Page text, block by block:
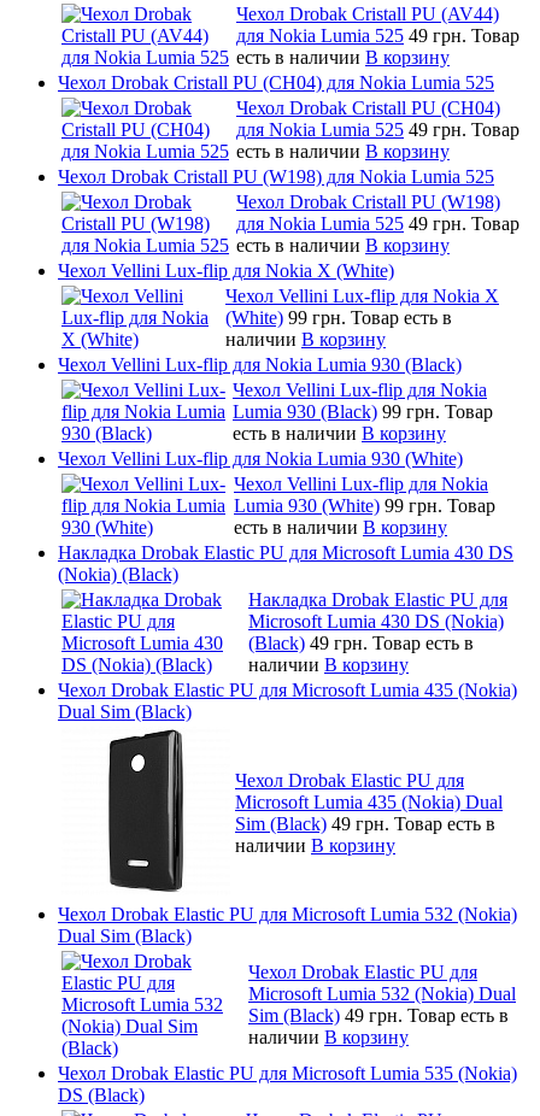
Чехол Drobak Cristall PU (AV44)
для Nokia Lumia 525 49 грн. Товар
есть в наличии В корзину
Чехол Drobak Cristall PU (CH04) для Nokia Lumia 525
Чехол Drobak Cristall PU (CH04)
для Nokia Lumia 525 49 грн. Товар
есть в наличии В корзину
Чехол Drobak Cristall PU (W198) для Nokia Lumia 525
Чехол Drobak Cristall PU (W198)
для Nokia Lumia 525 49 грн. Товар
есть в наличии В корзину
Чехол Vellini Lux-flip для Nokia X (White)
Чехол Vellini Lux-flip для Nokia X
(White) 99 грн. Товар есть в
наличии В корзину
Чехол Vellini Lux-flip для Nokia Lumia 930 (Black)
Чехол Vellini Lux-flip для Nokia
Lumia 930 (Black) 99 грн. Товар
есть в наличии В корзину
Чехол Vellini Lux-flip для Nokia Lumia 930 (White)
Чехол Vellini Lux-flip для Nokia
Lumia 930 (White) 99 грн. Товар
есть в наличии В корзину
Накладка Drobak Elastic PU для Microsoft Lumia 430 DS
(Nokia) (Black)
Накладка Drobak Elastic PU для
Microsoft Lumia 430 DS (Nokia)
(Black) 49 грн. Товар есть в
наличии В корзину
Чехол Drobak Elastic PU для Microsoft Lumia 435 (Nokia)
Dual Sim (Black)
Чехол Drobak Elastic PU для
Microsoft Lumia 435 (Nokia) Dual
Sim (Black) 49 грн. Товар есть в
наличии В корзину
Чехол Drobak Elastic PU для Microsoft Lumia 532 (Nokia)
Dual Sim (Black)
Чехол Drobak Elastic PU для
Microsoft Lumia 532 (Nokia) Dual
Sim (Black) 49 грн. Товар есть в
наличии В корзину
Чехол Drobak Elastic PU для Microsoft Lumia 535 (Nokia)
DS (Black)